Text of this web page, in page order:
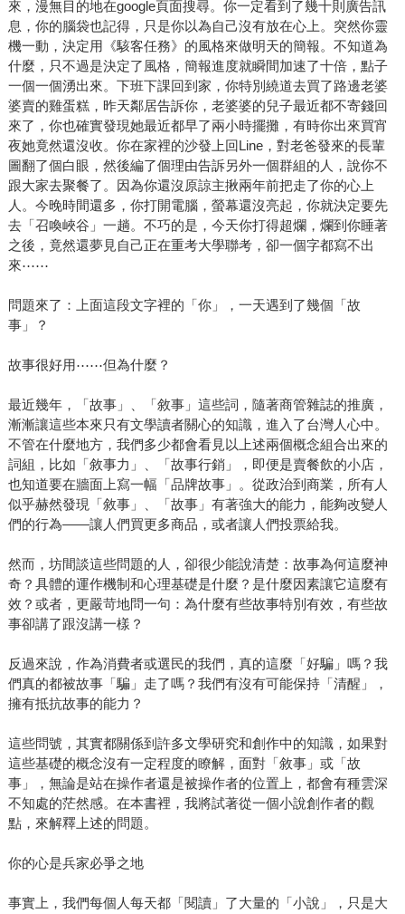
來，漫無目的地在google頁面搜尋。你一定看到了幾十則廣告訊
息，你的腦袋也記得，只是你以為自己沒有放在心上。突然你靈
機一動，決定用《駭客任務》的風格來做明天的簡報。不知道為
什麼，只不過是決定了風格，簡報進度就瞬間加速了十倍，點子
一個一個湧出來。下班下課回到家，你特別繞道去買了路邊老婆
婆賣的雞蛋糕，昨天鄰居告訴你，老婆婆的兒子最近都不寄錢回
來了，你也確實發現她最近都早了兩小時擺攤，有時你出來買宵
夜她竟然還沒收。你在家裡的沙發上回Line，對老爸發來的長輩
圖翻了個白眼，然後編了個理由告訴另外一個群組的人，說你不
跟大家去聚餐了。因為你還沒原諒主揪兩年前把走了你的心上
人。今晚時間還多，你打開電腦，螢幕還沒亮起，你就決定要先
去「召喚峽谷」一趟。不巧的是，今天你打得超爛，爛到你睡著
之後，竟然還夢見自己正在重考大學聯考，卻一個字都寫不出
來⋯⋯
問題來了：上面這段文字裡的「你」，一天遇到了幾個「故
事」？
故事很好用⋯⋯但為什麼？
最近幾年，「故事」、「敘事」這些詞，隨著商管雜誌的推廣，
漸漸讓這些本來只有文學讀者關心的知識，進入了台灣人心中。
不管在什麼地方，我們多少都會看見以上述兩個概念組合出來的
詞組，比如「敘事力」、「故事行銷」，即便是賣餐飲的小店，
也知道要在牆面上寫一幅「品牌故事」。從政治到商業，所有人
似乎赫然發現「敘事」、「故事」有著強大的能力，能夠改變人
們的行為——讓人們買更多商品，或者讓人們投票給我。
然而，坊間談這些問題的人，卻很少能說清楚：故事為何這麼神
奇？具體的運作機制和心理基礎是什麼？是什麼因素讓它這麼有
效？或者，更嚴苛地問一句：為什麼有些故事特別有效，有些故
事卻講了跟沒講一樣？
反過來說，作為消費者或選民的我們，真的這麼「好騙」嗎？我
們真的都被故事「騙」走了嗎？我們有沒有可能保持「清醒」，
擁有抵抗故事的能力？
這些問號，其實都關係到許多文學研究和創作中的知識，如果對
這些基礎的概念沒有一定程度的瞭解，面對「敘事」或「故
事」，無論是站在操作者還是被操作者的位置上，都會有種雲深
不知處的茫然感。在本書裡，我將試著從一個小說創作者的觀
點，來解釋上述的問題。
你的心是兵家必爭之地
事實上，我們每個人每天都「閱讀」了大量的「小說」，只是大